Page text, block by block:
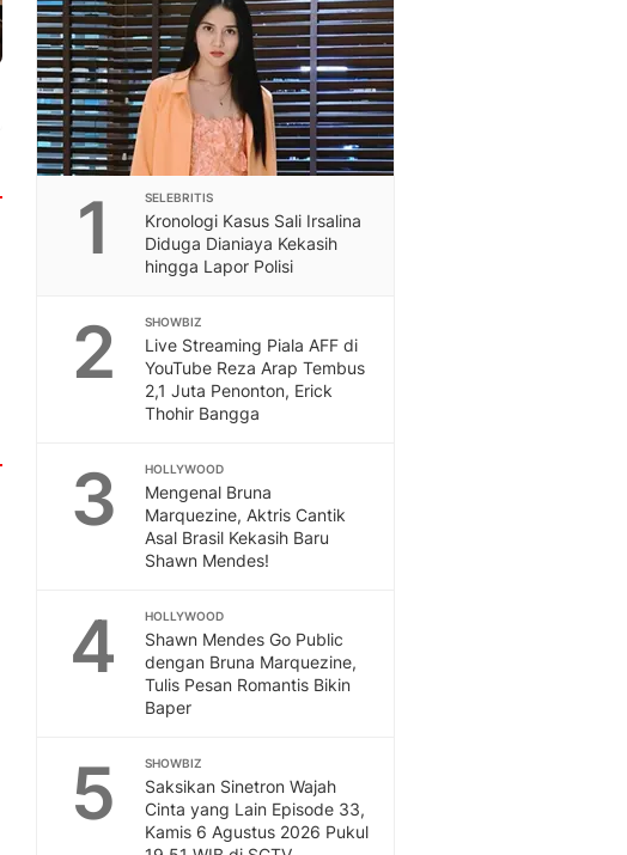
1 SELEBRITIS
Kronologi Kasus Sali Irsalina
Diduga Dianiaya Kekasih
hingga Lapor Polisi
2 SHOWBIZ
Live Streaming Piala AFF di
YouTube Reza Arap Tembus
2,1 Juta Penonton, Erick
Thohir Bangga
3 HOLLYWOOD
Mengenal Bruna
Marquezine, Aktris Cantik
Asal Brasil Kekasih Baru
Shawn Mendes!
4 HOLLYWOOD
Shawn Mendes Go Public
dengan Bruna Marquezine,
Tulis Pesan Romantis Bikin
Baper
5 SHOWBIZ
Saksikan Sinetron Wajah
Cinta yang Lain Episode 33,
Kamis 6 Agustus 2026 Pukul